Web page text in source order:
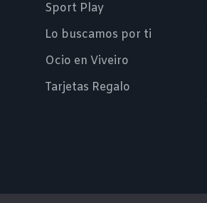
Sport Play
Lo buscamos por ti
Ocio en Viveiro
Tarjetas Regalo